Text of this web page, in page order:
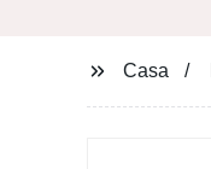
Casa